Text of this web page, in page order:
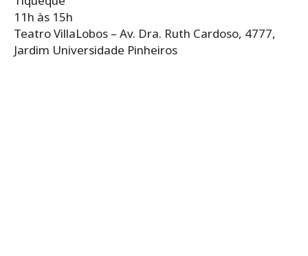
11h às 15h
Teatro VillaLobos – Av. Dra. Ruth Cardoso, 4777,
Jardim Universidade Pinheiros